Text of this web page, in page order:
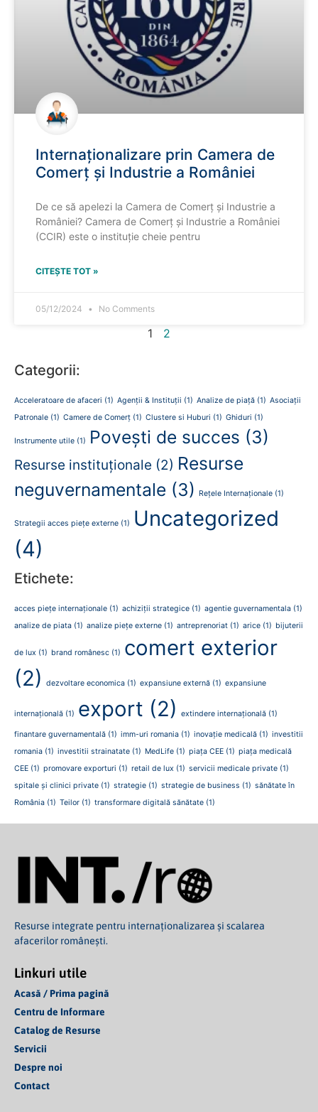
Internaționalizare prin Camera de
Comerț și Industrie a României
De ce să apelezi la Camera de Comerț și Industrie a
României? Camera de Comerț și Industrie a României
(CCIR) este o instituție cheie pentru
CITEȘTE TOT »
05/12/2024 No Comments
1 2
Categorii:
Acceleratoare de afaceri (1) Agenții & Instituții (1) Analize de piață (1) Asociații
Patronale (1) Camere de Comerț (1) Clustere si Huburi (1) Ghiduri (1)
Instrumente utile (1) Povești de succes (3)
Resurse instituționale (2) Resurse
neguvernamentale (3) Rețele Internaționale (1)
Strategii acces piețe externe (1)
Uncategorized
(4)
Etichete:
acces piețe internaționale (1) achiziții strategice (1) agentie guvernamentala (1)
analize de piata (1) analize piețe externe (1) antreprenoriat (1) arice (1) bijuterii
de lux (1) brand românesc (1) comert exterior
(2)
dezvoltare economica (1) expansiune externă (1) expansiune
internațională (1) export (2) extindere internațională (1)
finantare guvernamentală (1) imm-uri romania (1) inovație medicală (1) investitii
romania (1) investitii strainatate (1) MedLife (1) piața CEE (1) piața medicală
CEE (1) promovare exporturi (1) retail de lux (1) servicii medicale private (1)
spitale și clinici private (1) strategie (1) strategie de business (1) sănătate în
România (1) Teilor (1) transformare digitală sănătate (1)
Resurse integrate pentru internaționalizarea și scalarea
afacerilor românești.
Linkuri utile
Acasă / Prima pagină
Centru de Informare
Catalog de Resurse
Servicii
Despre noi
Contact